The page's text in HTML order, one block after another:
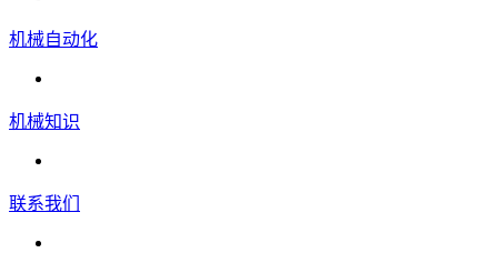
机械自动化
机械知识
联系我们